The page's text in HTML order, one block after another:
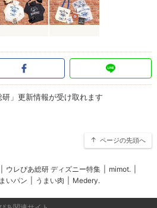
」更新情報が受け取れます
ページの先頭へ
ウレぴあ総研 ディズニー特集 mimot.
いパン うまい肉 Medery.